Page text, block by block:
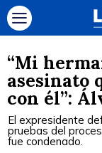
“Mi
asesinato
con él”:
El expresidente
pruebas del
fue condenado.